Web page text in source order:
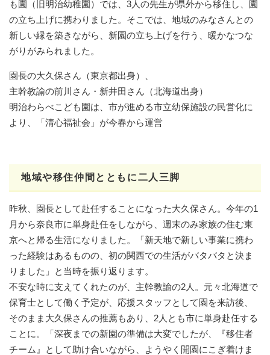
も園（旧明治幼稚園）では、3人の先生が県外から移住し、園
の立ち上げに携わりました。そこでは、地域のみなさんとの
新しい縁を築きながら、新園の立ち上げを行う、暖かなつな
がりがみられました。
園長の大久保さん（東京都出身）、
主幹教諭の前川さん・新井田さん（北海道出身）
明治わらべこども園は、市が進める市立幼保施設の民営化に
より、「清心福祉会」が今春から運営
地域や移住仲間とともに二人三脚
昨秋、園長として赴任することになった大久保さん。今年の1
月から奈良市に単身赴任をしながら、週末のみ家族の住む東
京へと帰る生活になりました。「新天地で新しい事業に携わ
った経験はあるものの、初の関西での生活がバタバタと決ま
りました」と当時を振り返ります。
不安な時に支えてくれたのが、主幹教諭の2人。元々北海道で
保育士として働く予定が、応援スタッフとして園を来訪後、
そのまま大久保さんの推薦もあり、2人とも市に単身赴任する
ことに。「深夜までの新園の準備は大変でしたが、『移住者
チーム』として助け合いながら、ようやく開園にこぎ着けま